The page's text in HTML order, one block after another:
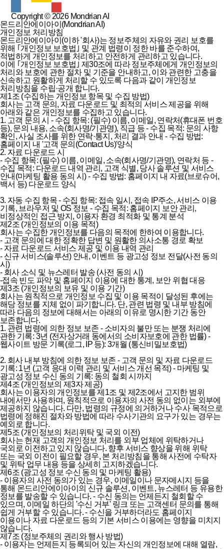
Copyright © 2026 Mondrian AI
몬드리안에이아이(Mondrian AI)
개인정보 처리방침
몬드리안에이아이(이하 '회사)는 정보주체의 자유와 권리 보호를
위해 ｢개인정보 보호법｣ 및 관계 법령이 정한 바를 준수하여,
적법하게 개인정보를 처리하고 안전하게 관리하고 있습니다.
이에 ｢개인정보 보호법｣ 제30조에 따라 정보주체에게 개인정보의
처리와 보호에 관한 절차 및 기준을 안내하고, 이와 관련한 고충을
신속하고 원활하게 처리할 수 있도록 다음과 같이 개인정보
처리방침을 수립·공개 합니다.
제1조 (수집하는 개인정보 항목 및 수집 방법)
회사는 고객 문의, 자료 다운로드 및 최적의 서비스 제공을 위해
아래와 같은 개인정보를 수집하고 있습니다.
1. 고객 문의 시 -수집 항목: (필수) 이름, 이메일, 연락처(휴대폰 번호
등), 문의 내용, 소속(회사명/기관명), 직급 등 -수집 목적: 문의 사항
확인, 사실 조사를 위한 연락·통지, 처리 결과 안내 -수집 방법:
홈페이지 내 '고객 문의(Contact Us)'양식
2. 자료 다운로드 시
-수집 항목: (필수) 이름, 이메일, 소속(회사명/기관명), 연락처 등 -
수집 목적: 다운로드 내역 관리, 고객 식별, 당사 솔루션 및 서비스
안내(마케팅 활용 동의 시) -수집 방법: 홈페이지 내 자료(브로슈어,
백서 등) 다운로드 양식
3. 자동 수집 항목-수집 항목: 접속 일시, 접속 IP주소, 서비스 이용
기록, 브라우저 및 OS 정보 -수집 목적: 홈페이지 보안 관리,
비정상적인 접근 방지, 이용자 환경 최적화 및 통계 분석
제2조 (개인정보의 이용 목적)
회사는 수집한 개인정보를 다음의 목적에 한하여 이용합니다.
-고객 문의에 대한 정확한 답변 및 원활한 의사소통 경로 확보
-자료 다운로드 서비스 제공 및 이용 내역 관리
-신규 서비스(솔루션) 안내, 이벤트 등 광고성 정보 전달(사전 동의
시)
-회사 소식 및 뉴스레터 발송 (사전 동의 시)
-접속 빈도 파악 및 홈페이지 이용에 대한 통계, 보안 위협 대응
제3조 (개인정보의 보유 및 이용 기간)
회사는 원칙적으로 개인정보 수집 및 이용 목적이 달성된 후에는
해당 정보를 지체 없이 파기합니다. 단, 관련 법령 및 내부 방침에
따라 다음의 정보에 대해서는 아래의 이유로 명시한 기간 동안
보존합니다.
1. 관련 법령에 의한 정보 보존 -소비자의 불만 또는 분쟁 처리에
관한 기록: 3년 (전자상거래 동에서의 소비자보호에 관한 법률)-
웹사이트 방문 기록(로그, IP 등): 3개월 (통신비밀보호법)
2. 회사 내부 방침에 의한 정보 보존 -고객 문의 및 자료 다운로드
기록: 1년 (고객 응대 이력 관리 및 서비스 개선 목적) -마케팅 및
광고성 정보 수신 동의 기록: 동의 철회 시까지
제4조 (개인정보의 제3자 제공)
회사는 이용자의 개인정보를 제1조 및 제2조에서 고지한 범위
내에서만 사용하며, 원칙적으로 이용자의 사전 동의 없이는 외부에
제공하지 않습니다. 다만, 법령의 규정에 의거하거나 수사 목적으로
법령에 정해진 절차와 방법에 따라 수사기관의 요구가 있는 경우는
예외로 합니다.
제5조 (개인정보의 처리위탁 및 국외 이전)
회사는 현재 고객의 개인정보 처리를 외부 업체에 위탁하거나
국외로 이전하고 있지 않습니다. 향후 서비스 향상을 위해 위탁
또는 국외 이전이 필요할 경우, 본 처리방침을 통해 사전에 수탁자
및 위탁 업무 내용 등을 상세히 고지하겠습니다.
제6조 (광고성 정보 수신 동의 및 마케팅 활용)
-이용자의 사전 동의가 있는 경우, 이메일이나 문자메시지 등을
통해 몬드리안에이아이의 신규 솔루션, 이벤트, 뉴스레터 등 유용한
정보를 발송할 수 있습니다. -수신 동의는 언제든지 철회할 수
있으며, 이메일 하단의 '수신 거부' 링크 또는 고객센터 문의를 통해
쉽게 거부할 수 있습니다. -수신을 거부하더라도 홈페이지
이용이나 자료 다운로드 등의 기본 서비스 이용에는 영향을 미치지
않습니다.
제7조 (정보주체의 권리와 행사 방법)
-이용자는 언제든지 등록되어 있는 자신의 개인정보에 대해 열람,